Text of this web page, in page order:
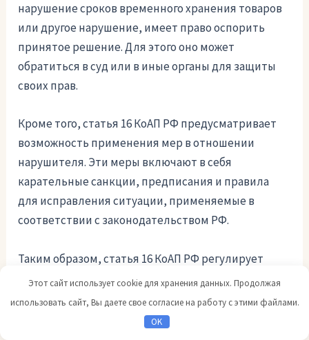
нарушение сроков временного хранения товаров
или другое нарушение, имеет право оспорить
принятое решение. Для этого оно может
обратиться в суд или в иные органы для защиты
своих прав.
Кроме того, статья 16 КоАП РФ предусматривает
возможность применения мер в отношении
нарушителя. Эти меры включают в себя
карательные санкции, предписания и правила
для исправления ситуации, применяемые в
соответствии с законодательством РФ.
Таким образом, статья 16 КоАП РФ регулирует
вопросы оспаривания решений и применения мер
в случае нарушения сроков временного хранения
товаров и других нарушений, устанавливая права
Этот сайт использует cookie для хранения данных. Продолжая
использовать сайт, Вы даете свое согласие на работу с этими файлами.
OK